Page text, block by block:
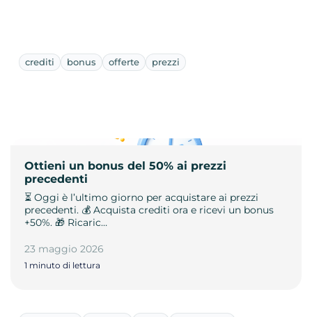
crediti bonus offerte prezzi
Ottieni un bonus del 50% ai prezzi
precedenti
⏳ Oggi è l’ultimo giorno per acquistare ai prezzi
precedenti. 💰 Acquista crediti ora e ricevi un bonus
+50%. 🎁 Ricaric…
23 maggio 2026
1 minuto di lettura